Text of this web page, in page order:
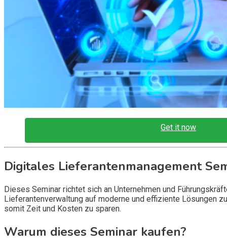
Get it now
Digitales Lieferantenmanagement
Dieses Seminar richtet sich an Unternehmen und
Lieferantenverwaltung auf moderne und effiziente Lösungen
somit Zeit und Kosten zu sparen.
Warum dieses Seminar kaufen?